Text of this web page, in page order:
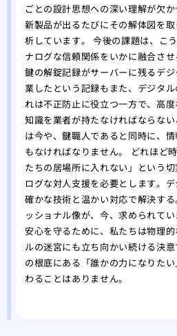
ごとの設計思想への深い理解が欠
新製品が出るたびにその解体図を
析しています。 今後の課題は、こ
ナログな信頼関係をいかに融合させ
鍵の解錠記録がサーバーに残るデ
業したという記録もまた、デジタ
れは不正防止に役立つ一方で、高
知識を業者が持たなければならな
は今や、鍵職人であると同時に、
もなければなりません。 どれほど
たちの居場所に入れない」という
ログな対人支援を必要とします。
確かな技術と温かい対応で解決す
ッショナル像が、今、求められて
安心を守るために、私たちは物理
ルの迷宮にも立ち向かい続ける決
の根底にある「誰かの力になりた
わることはありません。